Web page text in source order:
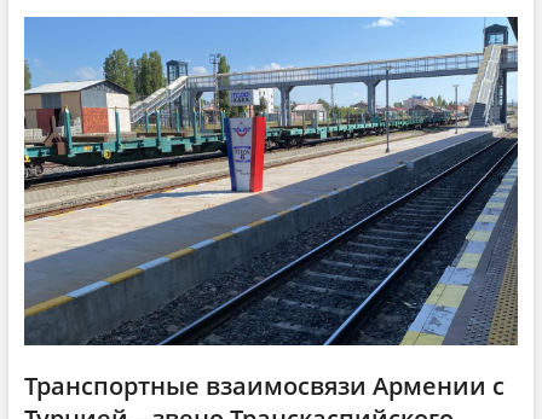
g
a
t
i
o
n
т
ь
я
:
ь
я
:
Транспортные взаимосвязи Армении с